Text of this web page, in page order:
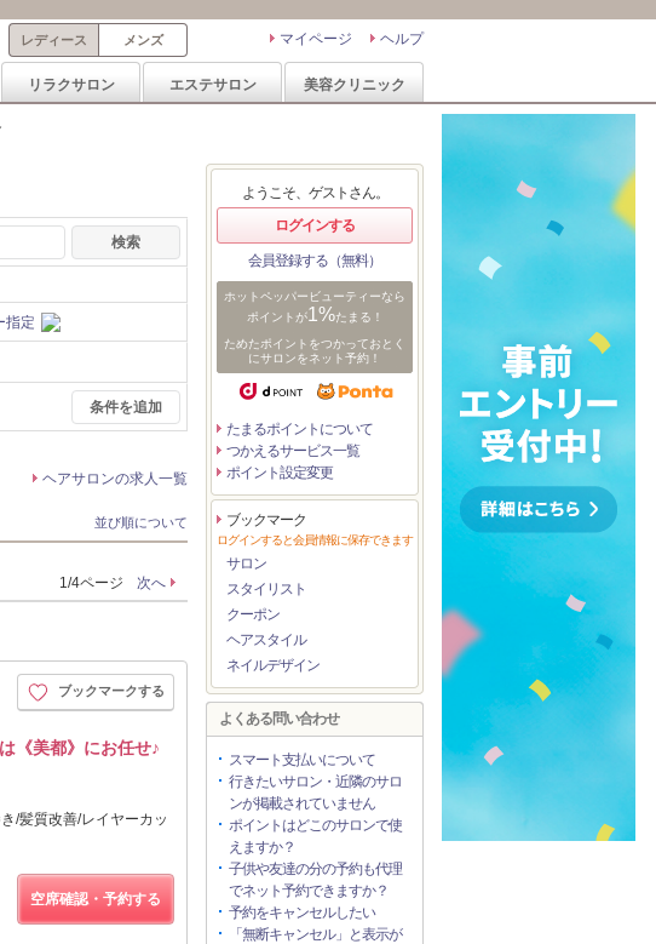
ヘルプ
マイページ
レディース メンズ
リラクサロン エステサロン 美容クリニック
指定
条件を追加
ヘアサロンの求人一覧
並び順について
1/4ページ 次へ
ブックマークする
《美都》にお任せ♪
/髪質改善/レイヤーカッ
空席確認・予約する
ようこそ、ゲストさん。
ログインする
会員登録する（無料）
ホットペッパービューティーなら
ポイントが1%たまる！
ためたポイントをつかっておとく
にサロンをネット予約！
たまるポイントについて
つかえるサービス一覧
ポイント設定変更
ブックマーク
ログインすると会員情報に保存できます
サロン
スタイリスト
クーポン
ヘアスタイル
ネイルデザイン
よくある問い合わせ
スマート支払いについて
行きたいサロン・近隣のサロ
ンが掲載されていません
ポイントはどこのサロンで使
えますか？
子供や友達の分の予約も代理
でネット予約できますか？
予約をキャンセルしたい
「無断キャンセル」と表示が